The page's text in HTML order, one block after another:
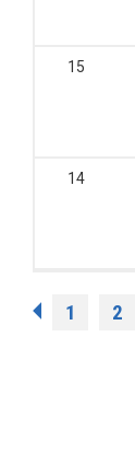
15
14
Σελίδες
1 2